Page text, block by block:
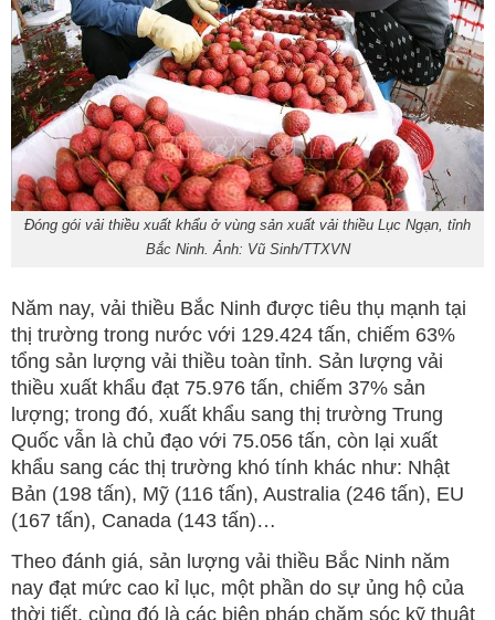
Đóng gói vải thiều xuất khẩu ở vùng sản xuất vải thiều Lục Ngạn, tỉnh
Bắc Ninh. Ảnh: Vũ Sinh/TTXVN
Năm nay, vải thiều Bắc Ninh được tiêu thụ mạnh tại
thị trường trong nước với 129.424 tấn, chiếm 63%
tổng sản lượng vải thiều toàn tỉnh. Sản lượng vải
thiều xuất khẩu đạt 75.976 tấn, chiếm 37% sản
lượng; trong đó, xuất khẩu sang thị trường Trung
Quốc vẫn là chủ đạo với 75.056 tấn, còn lại xuất
khẩu sang các thị trường khó tính khác như: Nhật
Bản (198 tấn), Mỹ (116 tấn), Australia (246 tấn), EU
(167 tấn), Canada (143 tấn)…
Theo đánh giá, sản lượng vải thiều Bắc Ninh năm
nay đạt mức cao kỉ lục, một phần do sự ủng hộ của
thời tiết, cùng đó là các biện pháp chăm sóc kỹ thuật